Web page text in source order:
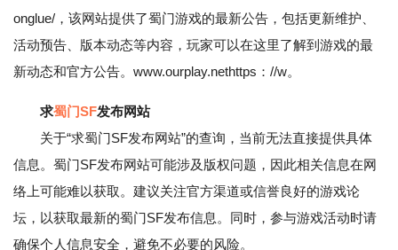
onglue/，该网站提供了蜀门游戏的最新公告，包括更新维护、
活动预告、版本动态等内容，玩家可以在这里了解到游戏的最
新动态和官方公告。www.ourplay.nethttps：//w。
求蜀门SF发布网站
关于“求蜀门SF发布网站”的查询，当前无法直接提供具体
信息。蜀门SF发布网站可能涉及版权问题，因此相关信息在网
络上可能难以获取。建议关注官方渠道或信誉良好的游戏论
坛，以获取最新的蜀门SF发布信息。同时，参与游戏活动时请
确保个人信息安全，避免不必要的风险。